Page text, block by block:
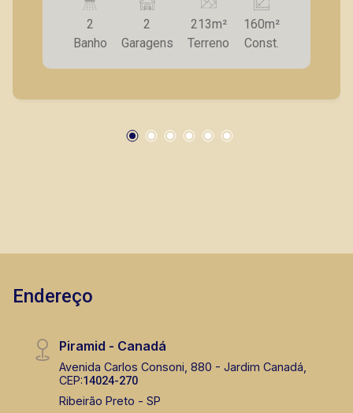
Amplo salão com vão livre; - 02 banheiros; -
Copa; - Área de serviço; - 02 vagas recuadas de
estacionamento. A Piramid tem como objetivo
atender seus clientes com agilidade e
prontos, usados ou mesmo nos principais
2
Banho
2
Garagens
213m²
Terreno
160m²
Const.
Endereço
Piramid - Canadá
Avenida Carlos Consoni, 880 - Jardim Canadá,
CEP:14024-270
Ribeirão Preto - SP